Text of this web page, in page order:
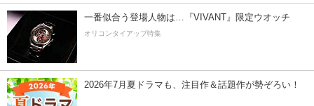
一番似合う登場人物は…『VIVANT』限定ウオッチ
オリコンタイアップ特集
2026年7月夏ドラマも、注目作＆話題作が勢ぞろい！